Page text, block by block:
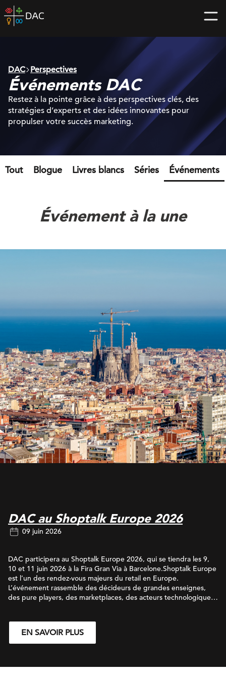
Skip
to
home
DAC Perspectives
Événements DAC
Restez à la pointe grâce à des perspectives clés, des
stratégies d’experts et des idées innovantes pour
propulser votre succès marketing.
Tout Blogue Livres blancs Séries Événements
Événement à la une
DAC au Shoptalk Europe 2026
09 juin 2026
DAC participera au Shoptalk Europe 2026, qui se tiendra les 9,
10 et 11 juin 2026 à la Fira Gran Via à Barcelone.Shoptalk Europe
est l’un des rendez-vous majeurs du retail en Europe.
L’événement rassemble des décideurs de grandes enseignes,
des pure players, des marketplaces, des acteurs technologiques
business.Pendant trois jours, conférences stratégiques, tables
rondes et rencontres qualifiées permettront d’échanger sur les
EN SAVOIR PLUS